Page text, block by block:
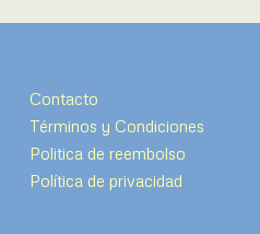
Contacto
Términos y Condiciones
Politica de reembolso
Política de privacidad